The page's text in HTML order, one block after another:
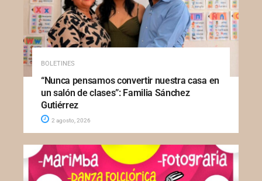
BOLETINES
“Nunca pensamos convertir nuestra casa en
un salón de clases”: Familia Sánchez
Gutiérrez
2 agosto, 2026